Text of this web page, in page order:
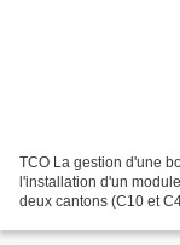
TCO La gestion d'une
l'installation d'un
deux cantons (C10 et